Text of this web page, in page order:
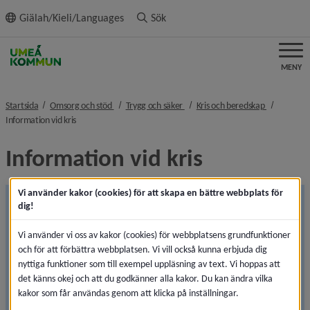
innehållet
Giälah/Kieli/Languages Sök
MENY
Startsida Omsorg och stöd nivå i brödsmulenavigeringen
Trygg och säker nivå i brödsmulenavigeringen
Kris och beredskap nivå i
Information vid krisnivå i brödsmulenavigeringen
Information vid kris
SE-Alert är ett nytt nationellt system för att skicka
Viktigt meddelande till allmänheten (VMA) direkt till din
mobiltelefon vid en allvarlig händelse eller kris som
berör dig. Informationen kan snabbt nå mobiltelefoner
i hela Sverige och du behöver inte ladda ladda ner
någon app eller registrera ditt mobilnummer i förväg.
Öppnas i nytt fönster.
Vi använder kakor (cookies) för att skapa en bättre webbplats för
dig!
Vi använder vi oss av kakor (cookies) för webbplatsens grundfunktioner
och för att förbättra webbplatsen. Vi vill också kunna erbjuda dig
nyttiga funktioner som till exempel uppläsning av text. Vi hoppas att
det känns okej och att du godkänner alla kakor. Du kan ändra vilka
kakor som får användas genom att klicka på inställningar.